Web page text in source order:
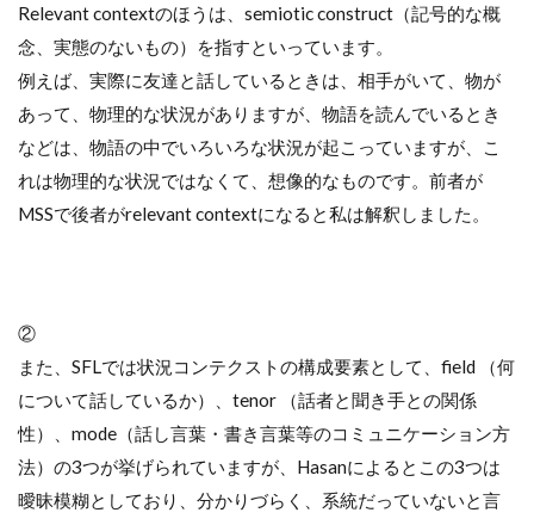
Relevant contextのほうは、semiotic construct（記号的な概
念、実態のないもの）を指すといっています。
例えば、実際に友達と話しているときは、相手がいて、物が
あって、物理的な状況がありますが、物語を読んでいるとき
などは、物語の中でいろいろな状況が起こっていますが、こ
れは物理的な状況ではなくて、想像的なものです。前者が
MSSで後者がrelevant contextになると私は解釈しました。
②
また、SFLでは状況コンテクストの構成要素として、field （何
について話しているか）、tenor （話者と聞き手との関係
性）、mode（話し言葉・書き言葉等のコミュニケーション方
法）の3つが挙げられていますが、Hasanによるとこの3つは
曖昧模糊としており、分かりづらく、系統だっていないと言